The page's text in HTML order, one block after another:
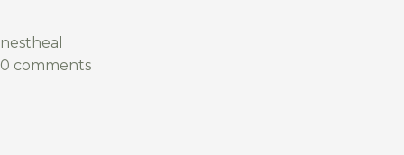
nestheal
0 comments